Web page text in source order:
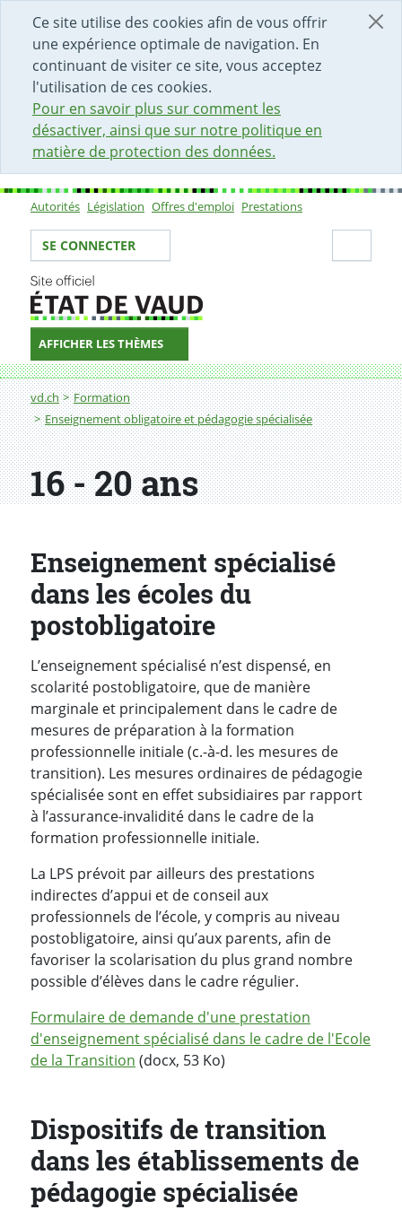
Ce site utilise des cookies afin de vous offrir
une expérience optimale de navigation. En
continuant de visiter ce site, vous acceptez
l'utilisation de ces cookies.
Pour en savoir plus sur comment les
désactiver, ainsi que sur notre politique en
matière de protection des données.
DÉBUT DU CONTENU DE LA PAGE
ACCÈS AU CHAMP DE RECHERCHE
PAGE D'ACCUEIL
FORMULAIRE DE CONTACT
Sous-navigation
Autorités Législation Offres d'emploi Prestations
Votre identité
SE CONNECTER
AFFICHER LES THÈMES
Fil d'Ariane
vd.ch
Formation
Enseignement obligatoire et pédagogie spécialisée
16 - 20 ans
16 - 20 ans
Enseignement spécialisé
dans les écoles du
postobligatoire
L’enseignement spécialisé n’est dispensé, en
scolarité postobligatoire, que de manière
marginale et principalement dans le cadre de
mesures de préparation à la formation
professionnelle initiale (c.-à-d. les mesures de
transition). Les mesures ordinaires de pédagogie
spécialisée sont en effet subsidiaires par rapport
à l’assurance-invalidité dans le cadre de la
formation professionnelle initiale.
La LPS prévoit par ailleurs des prestations
indirectes d’appui et de conseil aux
professionnels de l’école, y compris au niveau
postobligatoire, ainsi qu’aux parents, afin de
favoriser la scolarisation du plus grand nombre
possible d’élèves dans le cadre régulier.
Formulaire de demande d'une prestation
d'enseignement spécialisé dans le cadre de l'Ecole
de la Transition (docx, 53 Ko)
Dispositifs de transition
dans les établissements de
pédagogie spécialisée